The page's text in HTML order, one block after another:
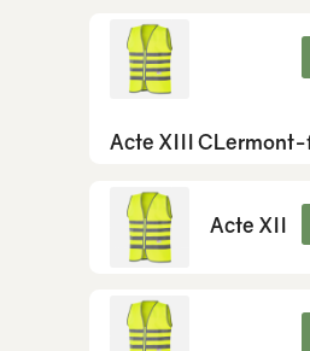
Acte XIII
Acte XII